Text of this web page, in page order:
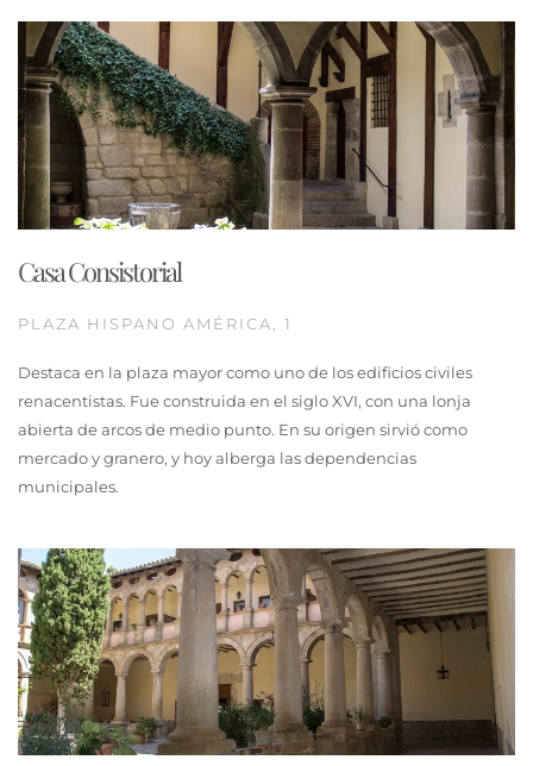
Casa Consistorial
PLAZA HISPANO AMÉRICA, 1
Destaca en la plaza mayor como uno de los edificios civiles
renacentistas. Fue construida en el siglo XVI, con una lonja
abierta de arcos de medio punto. En su origen sirvió como
mercado y granero, y hoy alberga las dependencias
municipales.